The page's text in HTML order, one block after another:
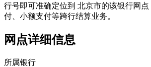
行号即可准确定位到 北京市的该银行网
付、小额支付等跨行结算业务。
网点详细信息
所属银行